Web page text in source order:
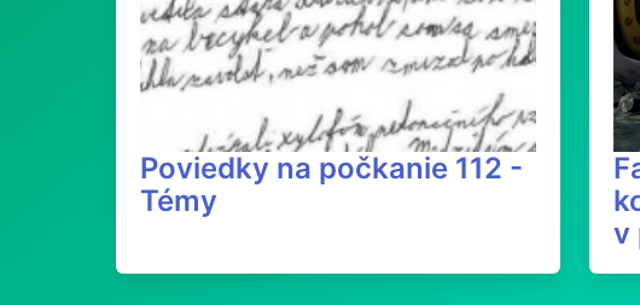
Poviedky na počkanie 112 -
Témy
v